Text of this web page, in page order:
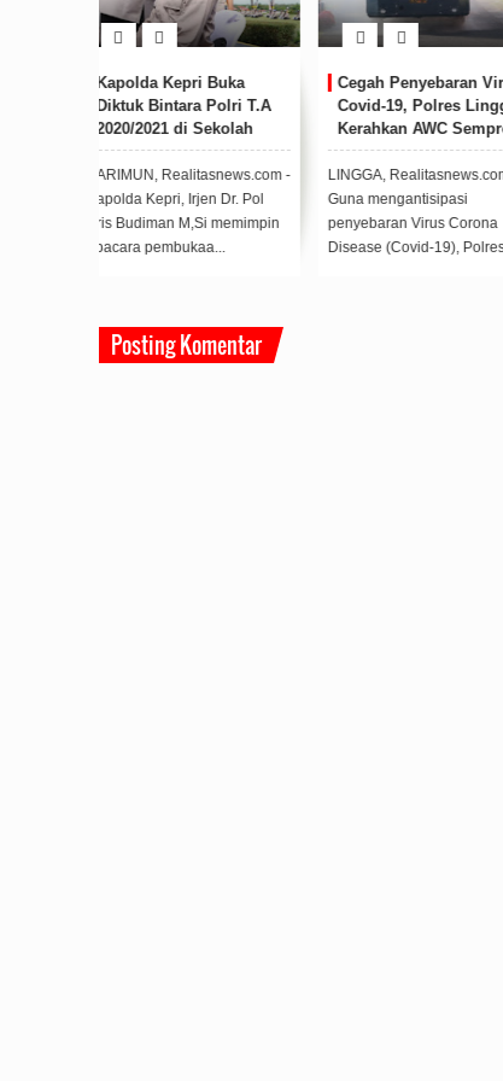
Cegah Penyebaran Virus
Covid-19, Polres Lingga
Kerahkan AWC Semprot
Disinfektan Jalanan Dabo
Singkep
LINGGA, Realitasnews.com -
Guna mengantisipasi
penyebaran Virus Corona
Disease (Covid-19), Polres...
Tim Satgas Aman
Covid-19 Polres
Melakukan
Disenfektan Di
Protokol
KARIMUN,
– Tim Satgas Aman
Covid-19 Polres
melakukan
Posting Komentar